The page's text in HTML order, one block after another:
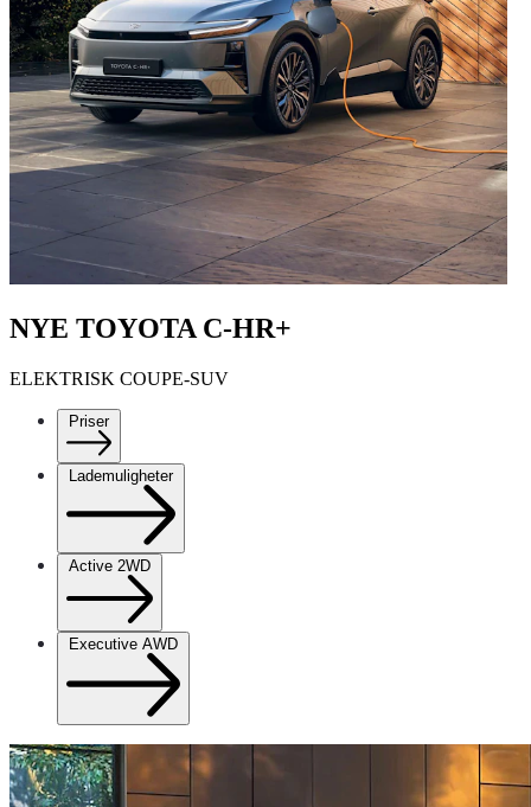
NYE TOYOTA C-HR+
ELEKTRISK COUPE-SUV
Priser
Lademuligheter
Active 2WD
Executive AWD